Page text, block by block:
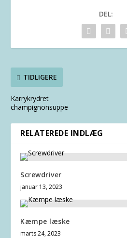
DEL:
TIDLIGERE
Karrykrydret
champignonsuppe
RELATEREDE INDLÆG
Screwdriver
januar 13, 2023
Kæmpe læske
marts 24, 2023